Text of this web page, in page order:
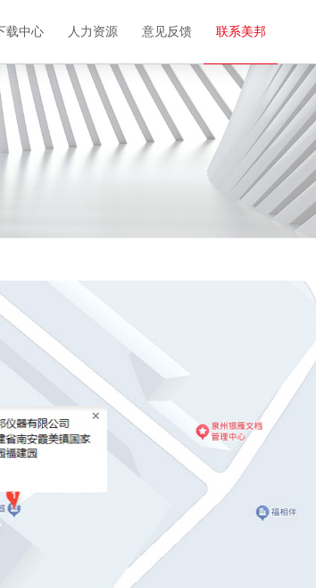
载中心 人力资源 意见反馈 联系美邦